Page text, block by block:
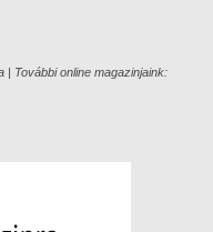
| További online magazinjaink: